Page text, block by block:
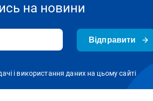
на новини
Відправити
і використання даних на цьому сайті